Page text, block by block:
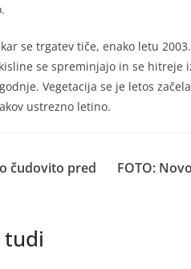
se trgatev tiče, enako letu
se spreminjajo in se hitreje
Vegetacija se je letos
ustrezno letino.
čudovito pred
FOTO:
tudi